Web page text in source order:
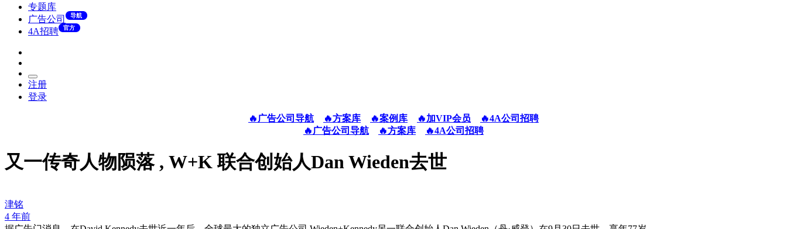
专题库
广告公司
导航
4A招聘 官方
注册
登录
🔥广告公司导航 🔥方案库 🔥案例库 🔥加VIP会员
🔥4A公司招聘
🔥广告公司导航
🔥方案库 🔥4A公司招聘
又一传奇人物陨落 , W+K 联合创始人Dan Wieden去世
津铭
4 年前